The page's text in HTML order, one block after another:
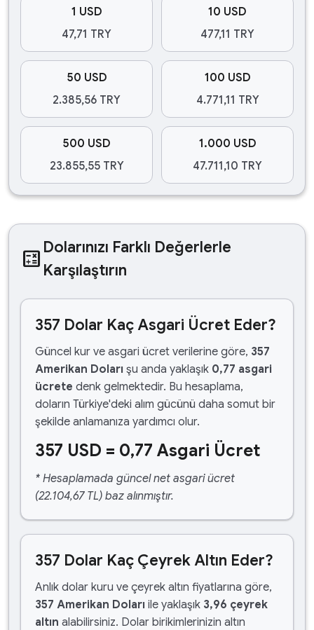
1 USD
47,71 TRY
10 USD
477,11 TRY
50 USD
2.385,56 TRY
100 USD
4.771,11 TRY
500 USD
23.855,55 TRY
1.000 USD
47.711,10 TRY
calculate Dolarınızı Farklı Değerlerle
Karşılaştırın
357 Dolar Kaç Asgari Ücret Eder?
Güncel kur ve asgari ücret verilerine göre, 357
Amerikan Doları şu anda yaklaşık 0,77 asgari
ücrete denk gelmektedir. Bu hesaplama,
doların Türkiye'deki alım gücünü daha somut bir
şekilde anlamanıza yardımcı olur.
357 USD = 0,77 Asgari Ücret
* Hesaplamada güncel net asgari ücret
(22.104,67 TL) baz alınmıştır.
357 Dolar Kaç Çeyrek Altın Eder?
Anlık dolar kuru ve çeyrek altın fiyatlarına göre,
357 Amerikan Doları ile yaklaşık 3,96 çeyrek
altın alabilirsiniz. Dolar birikimlerinizin altın